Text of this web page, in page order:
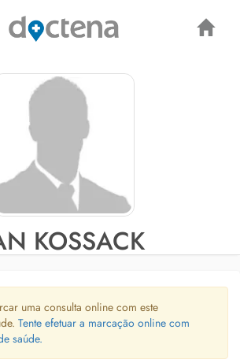
KOSSACK
uma consulta online com este
Tente efetuar a marcação online com
saúde.